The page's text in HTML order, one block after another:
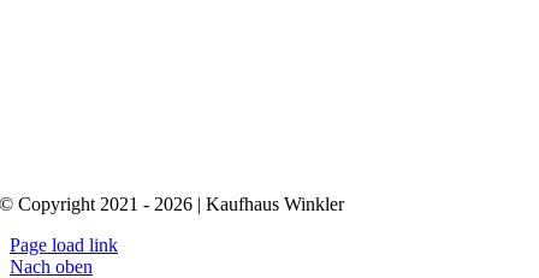
© Copyright 2021 - 2026 | Kaufhaus Winkler
Page load link
Nach oben